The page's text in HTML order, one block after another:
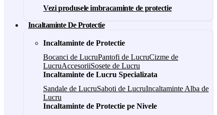
Vezi produsele imbracaminte de protectie
Incaltaminte De Protectie
Incaltaminte de Protectie
Bocanci de LucruPantofi de LucruCizme de
LucruAccesoriiSosete de Lucru
Incaltaminte de Lucru Specializata
Sandale de LucruSaboti de LucruIncaltaminte Alba de
Lucru
Incaltaminte de Protectie pe Nivele